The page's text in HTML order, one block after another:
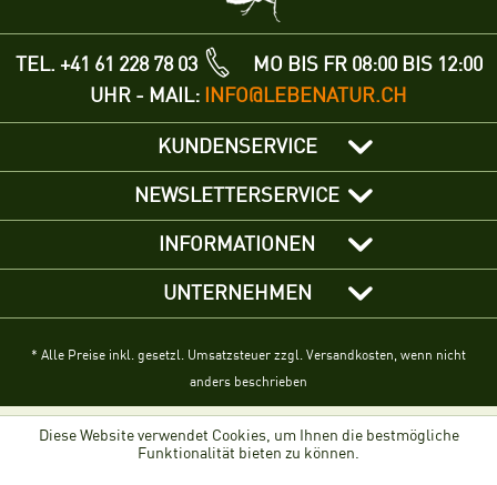
TEL. +41 61 228 78 03
MO BIS FR 08:00 BIS 12:00
UHR - MAIL: INFO@LEBENATUR.CH
KUNDENSERVICE
NEWSLETTERSERVICE
INFORMATIONEN
UNTERNEHMEN
* Alle Preise inkl. gesetzl. Umsatzsteuer zzgl. Versandkosten, wenn nicht
anders beschrieben
Diese Website verwendet Cookies, um Ihnen die bestmögliche
Funktionalität bieten zu können.